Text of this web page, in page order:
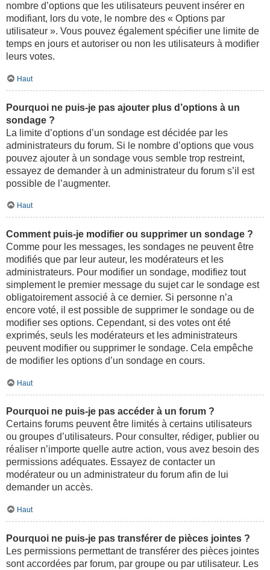
nombre d’options que les utilisateurs peuvent insérer en
modifiant, lors du vote, le nombre des « Options par
utilisateur ». Vous pouvez également spécifier une limite de
temps en jours et autoriser ou non les utilisateurs à modifier
leurs votes.
Haut
Pourquoi ne puis-je pas ajouter plus d’options à un
sondage ?
La limite d’options d’un sondage est décidée par les
administrateurs du forum. Si le nombre d’options que vous
pouvez ajouter à un sondage vous semble trop restreint,
essayez de demander à un administrateur du forum s’il est
possible de l’augmenter.
Haut
Comment puis-je modifier ou supprimer un sondage ?
Comme pour les messages, les sondages ne peuvent être
modifiés que par leur auteur, les modérateurs et les
administrateurs. Pour modifier un sondage, modifiez tout
simplement le premier message du sujet car le sondage est
obligatoirement associé à ce dernier. Si personne n’a
encore voté, il est possible de supprimer le sondage ou de
modifier ses options. Cependant, si des votes ont été
exprimés, seuls les modérateurs et les administrateurs
peuvent modifier ou supprimer le sondage. Cela empêche
de modifier les options d’un sondage en cours.
Haut
Pourquoi ne puis-je pas accéder à un forum ?
Certains forums peuvent être limités à certains utilisateurs
ou groupes d’utilisateurs. Pour consulter, rédiger, publier ou
réaliser n’importe quelle autre action, vous avez besoin des
permissions adéquates. Essayez de contacter un
modérateur ou un administrateur du forum afin de lui
demander un accès.
Haut
Pourquoi ne puis-je pas transférer de pièces jointes ?
Les permissions permettant de transférer des pièces jointes
sont accordées par forum, par groupe ou par utilisateur. Les